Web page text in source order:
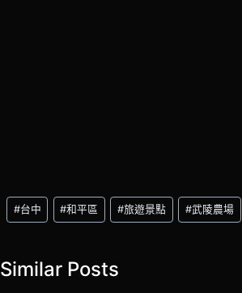
Post
Tags:
#台中 #和平區 #旅遊景點 #武陵農場
Similar Posts